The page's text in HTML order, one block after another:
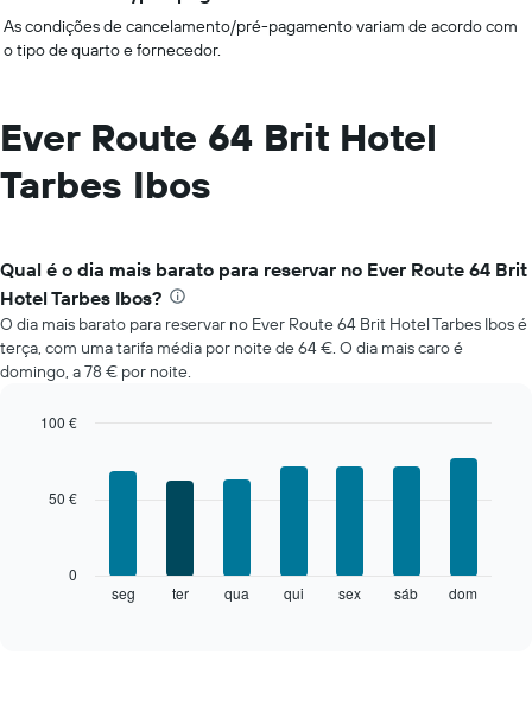
As condições de cancelamento/pré-pagamento variam de acordo com
o tipo de quarto e fornecedor.
Ever Route 64 Brit Hotel
Tarbes Ibos
Qual é o dia mais barato para reservar no Ever Route 64 Brit
Hotel Tarbes Ibos?
O dia mais barato para reservar no Ever Route 64 Brit Hotel Tarbes Ibos é
terça, com uma tarifa média por noite de 64 €. O dia mais caro é
domingo, a 78 € por noite.
seg ter qua qui sex sáb dom
0
50 €
100 €